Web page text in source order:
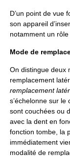
D’un point de vue
son appareil
notamment un
Mode de
On distingue deux
remplacement
remplacement
s’échelonne sur
sont couchées ou
avec la dent en
fonction tombe, la
immédiatement
modalité de